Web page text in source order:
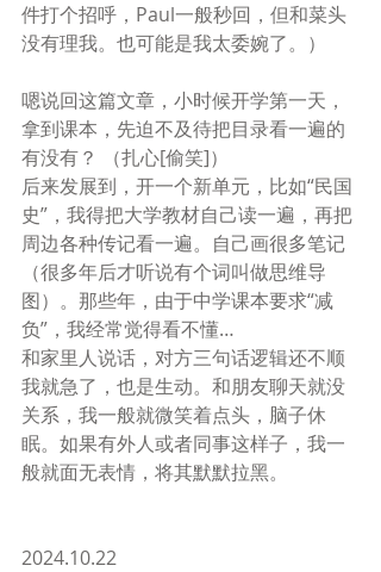
件打个招呼，Paul一般秒回，但和菜头
没有理我。也可能是我太委婉了。）
嗯说回这篇文章，小时候开学第一天，
拿到课本，先迫不及待把目录看一遍的
有没有？ （扎心[偷笑]）
后来发展到，开一个新单元，比如“民国
史”，我得把大学教材自己读一遍，再把
周边各种传记看一遍。自己画很多笔记
（很多年后才听说有个词叫做思维导
图）。那些年，由于中学课本要求“减
负”，我经常觉得看不懂…
和家里人说话，对方三句话逻辑还不顺
我就急了，也是生动。和朋友聊天就没
关系，我一般就微笑着点头，脑子休
眠。如果有外人或者同事这样子，我一
般就面无表情，将其默默拉黑。
2024.10.22